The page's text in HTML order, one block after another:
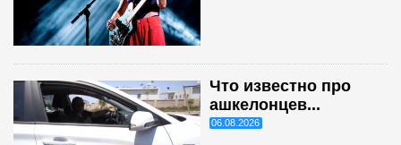
Что известно про
ашкелонцев...
06.08.2026